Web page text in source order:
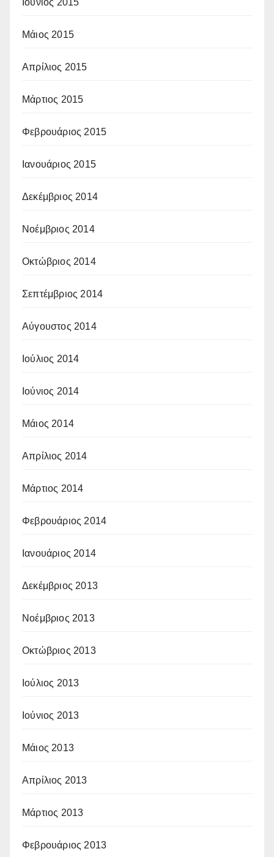
Ιούνιος 2015
Μάιος 2015
Απρίλιος 2015
Μάρτιος 2015
Φεβρουάριος 2015
Ιανουάριος 2015
Δεκέμβριος 2014
Νοέμβριος 2014
Οκτώβριος 2014
Σεπτέμβριος 2014
Αύγουστος 2014
Ιούλιος 2014
Ιούνιος 2014
Μάιος 2014
Απρίλιος 2014
Μάρτιος 2014
Φεβρουάριος 2014
Ιανουάριος 2014
Δεκέμβριος 2013
Νοέμβριος 2013
Οκτώβριος 2013
Ιούλιος 2013
Ιούνιος 2013
Μάιος 2013
Απρίλιος 2013
Μάρτιος 2013
Φεβρουάριος 2013